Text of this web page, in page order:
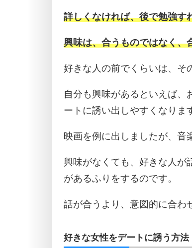
詳しくなければ、後で勉強す
興味は、合うものではなく、
好きな人の前でくらいは、そ
自分も興味があるといえば、
ートに誘い出しやすくなりま
映画を例に出しましたが、音
興味がなくても、好きな人が
があるふりをするのです。
話が合うより、意図的に合わ
好きな女性をデートに誘う方法